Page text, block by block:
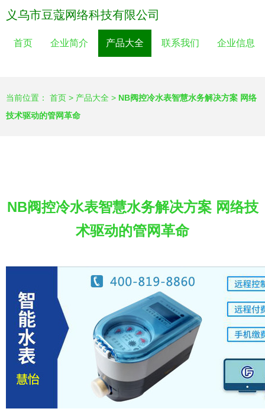
义乌市豆蔻网络科技有限公司
首页 企业简介 产品大全 联系我们 企业信息
当前位置： 首页 > 产品大全 > NB阀控冷水表智慧水务解决方案 网络
技术驱动的管网革命
NB阀控冷水表智慧水务解决方案 网络技
术驱动的管网革命